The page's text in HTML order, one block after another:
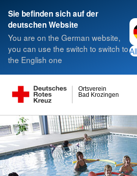
Sie befinden sich auf der
deutschen Website
You are on the German website,
you can use the switch to switch to
the English one
Bad Krozingen
Ortsverein